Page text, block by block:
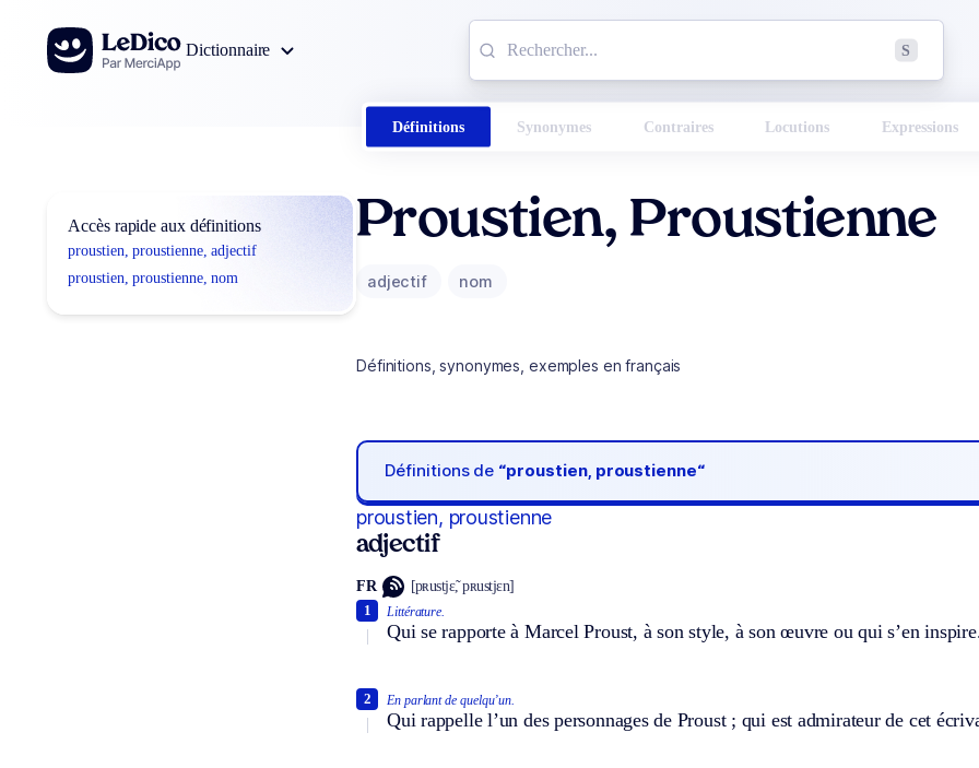
Aller au contenu
Dictionnaire
S
Définitions Synonymes Contraires Locutions Expressions
Accès rapide aux définitions
proustien, proustienne, adjectif
proustien, proustienne, nom
Proustien, Proustienne
adjectif nom
Définitions, synonymes, exemples en français
Définitions de “proustien, proustienne“
proustien, proustienne
adjectif
FR [pʀustjɛ̃, pʀustjɛn]
Littérature.
Qui se rapporte à Marcel Proust, à son style, à son œuvre ou qui s’en
1
En parlant de quelqu’un.
Qui rappelle l’un des personnages de Proust ; qui est admirateur de cet
2